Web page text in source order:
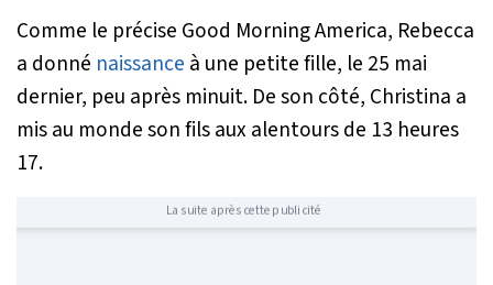
Comme le précise Good Morning America, Rebecca
a donné naissance à une petite fille, le 25 mai
dernier, peu après minuit. De son côté, Christina a
mis au monde son fils aux alentours de 13 heures
17.
La suite après cette publicité